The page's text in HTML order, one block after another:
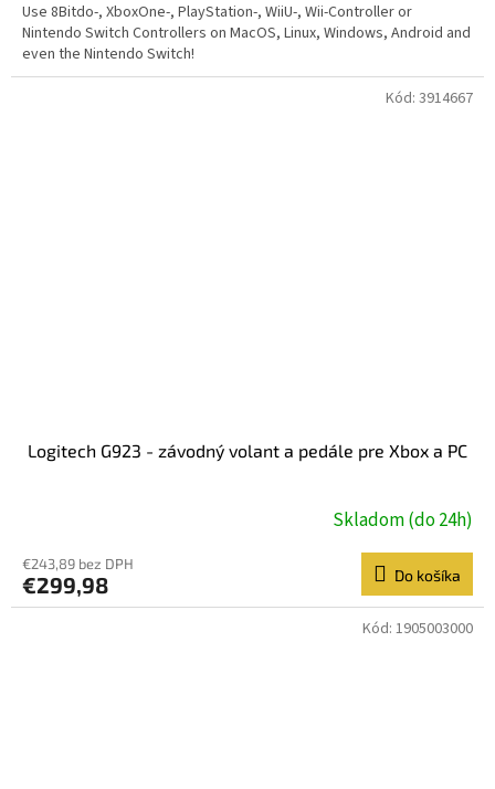
Use 8Bitdo-, XboxOne-, PlayStation-, WiiU-, Wii-Controller or
Nintendo Switch Controllers on MacOS, Linux, Windows, Android and
even the Nintendo Switch!
Logitech G923 - závodný volant a pedále pre Xbox a PC
Skladom (do 24h)
€243,89 bez DPH
€299,98 Do košíka
Kód: 3914667
Kód: 1905003000